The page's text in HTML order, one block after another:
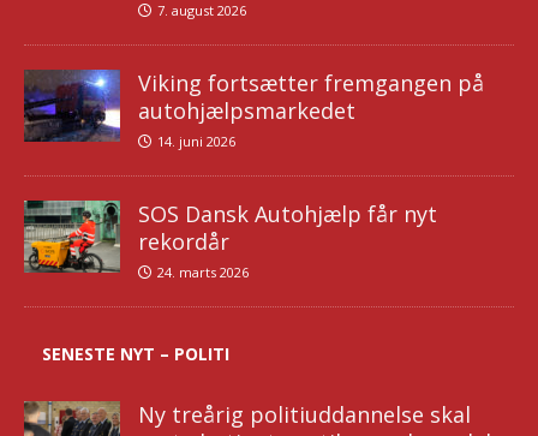
7. august 2026
Viking fortsætter fremgangen på
autohjælpsmarkedet
14. juni 2026
SOS Dansk Autohjælp får nyt
rekordår
24. marts 2026
SENESTE NYT – POLITI
Ny treårig politiuddannelse skal